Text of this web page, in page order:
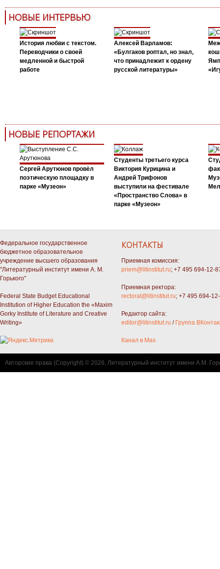
НОВЫЕ ИНТЕРВЬЮ
История любви с текстом.
Переводчики о своей
медленной и быстрой
работе
Алексей Варламов:
«Булгаков роптал, но знал,
что принадлежит к ордену
русской литературы»
НОВЫЕ РЕПОРТАЖИ
Сергей Арутюнов провёл
поэтическую площадку в
парке «Музеон»
Студенты третьего курса
Виктория Курицина и
Андрей Трифонов
выступили на фестивале
«Пространство Слова» в
парке «Музеон»
Федеральное государственное
бюджетное образовательное
учреждение высшего образования
"Литературный институт имени А. М.
Горького"
Federal State Budget Educational
Institution of Higher Education the «Maxim
Gorky Institute of Literature and Creative
Writing»
КОНТАКТЫ
Приемная комиссия:
priem@litinstitut.ru; +7 495 694-12-
Приемная ректора:
rectorat@litinstitut.ru; +7 495 694-
Редактор сайта:
editor@litinstitut.ru / Группа
Канал в Max
Авторские права (Copyright) © 2026, Литературный институт имени А.М.